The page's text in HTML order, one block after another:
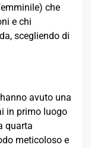
che
e chi
scegliendo di
avuto una
in primo luogo
quarta
meticoloso e